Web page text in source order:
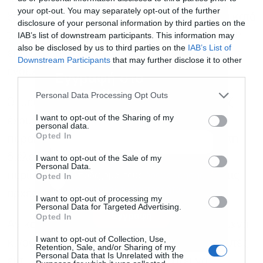
your opt-out. You may separately opt-out of the further
disclosure of your personal information by third parties on the
IAB’s list of downstream participants. This information may
also be disclosed by us to third parties on the IAB’s List of
Downstream Participants that may further disclose it to other
Personal Data Processing Opt Outs
I want to opt-out of the Sharing of my
personal data.
Opted In
I want to opt-out of the Sale of my
Personal Data.
Opted In
I want to opt-out of processing my
Personal Data for Targeted Advertising.
Opted In
I want to opt-out of Collection, Use,
Retention, Sale, and/or Sharing of my
Personal Data that Is Unrelated with the
ξεκίνησαν τα αμερικανοϊσραηλινά πλήγματα κατά
του Ιράν. Οι αγορές παραμένουν σε κατάσταση
επιφυλακής, παρακολουθώντας στενά το
Οι μεταφορές μέσω των Στενών του Ορμούζ
έχουν μειωθεί εκ νέου, ενώ οι traders
παρακολουθούν αν το ΝΑΤΟ θα συμβάλει στη
διέλευση πλοίων από τη θαλάσσια οδό, σε
περίπτωση που αυτή δεν ανοίξει ξανά έως τις
αρχές Ιουλίου.
Αν και οι δηλώσεις του Τραμπ για το Ιράν συχνά
κινούν τις χρηματοπιστωτικές αγορές, αναλυτές
Εγγραφή στο
newsletter
Αποδέχομαι τους